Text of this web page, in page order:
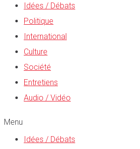
Idées / Débats
Politique
International
Culture
Société
Entretiens
Audio / Vidéo
Menu
Idées / Débats